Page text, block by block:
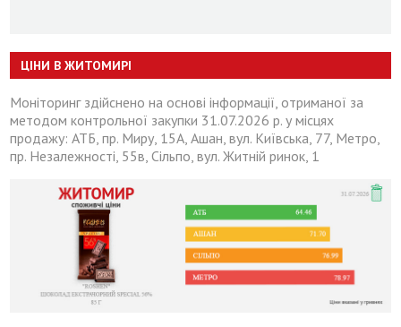
ЦІНИ В ЖИТОМИРІ
Моніторинг здійснено на основі інформації, отриманої за
методом контрольної закупки 31.07.2026 р. у місцях
продажу: АТБ, пр. Миру, 15А, Ашан, вул. Київська, 77, Метро,
пр. Незалежності, 55в, Сільпо, вул. Житній ринок, 1